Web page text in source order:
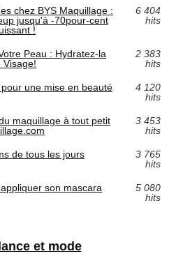
chez BYS Maquillage :
jusqu'à -70pour-cent
!
6 404
hits
Peau : Hydratez-la
Visage!
2 383
hits
une mise en beauté
4 120
hits
maquillage à tout petit
3 453
hits
de tous les jours
3 765
hits
son mascara
5 080
hits
et mode